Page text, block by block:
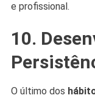
e profissional.
10.
O último dos